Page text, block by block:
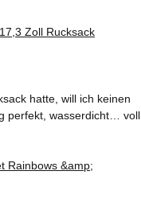
hatte, will ich keinen
perfekt, wasserdicht… voll